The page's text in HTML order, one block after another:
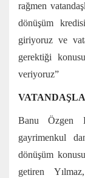
rağmen
dönüşüm
giriyoruz ve
gerektiği
veriyoruz”
Banu Özgen
gayrimenkul
dönüşüm
getiren